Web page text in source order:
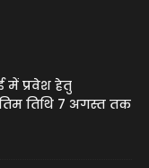
में प्रवेश हेतु
तिथि 7 अगस्त तक